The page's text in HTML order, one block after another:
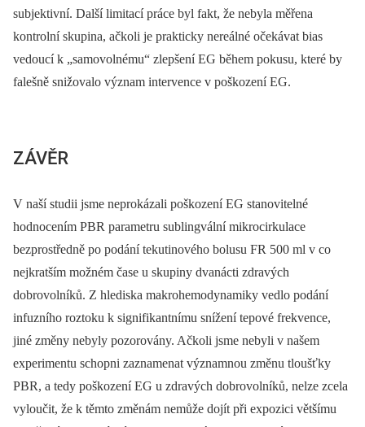
subjektivní. Další limitací práce byl fakt, že nebyla měřena
kontrolní skupina, ačkoli je prakticky nereálné očekávat bias
vedoucí k „samovolnému“ zlepšení EG během pokusu, které by
falešně snižovalo význam intervence v poškození EG.
ZÁVĚR
V naší studii jsme neprokázali poškození EG stanovitelné
hodnocením PBR parametru sublingvální mikrocirkulace
bezprostředně po podání tekutinového bolusu FR 500 ml v co
nejkratším možném čase u skupiny dvanácti zdravých
dobrovolníků. Z hlediska makrohemodynamiky vedlo podání
infuzního roztoku k signifikantnímu snížení tepové frekvence,
jiné změny nebyly pozorovány. Ačkoli jsme nebyli v našem
experimentu schopni zaznamenat významnou změnu tloušťky
PBR, a tedy poškození EG u zdravých dobrovolníků, nelze zcela
vyloučit, že k těmto změnám nemůže dojít při expozici většímu